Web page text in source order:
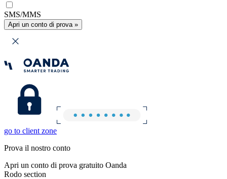
SMS/MMS
Apri un conto di prova »
go to client zone
Prova il nostro conto
Apri un conto di prova gratuito Oanda
Rodo section